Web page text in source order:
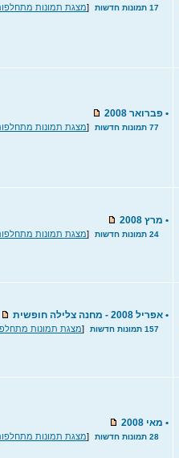
17 תמונות חדשות [מצגת תמונות
• פברואר 2008
77 תמונות חדשות [מצגת תמונות
• מרץ 2008
24 תמונות חדשות [מצגת תמונות
• אפריל 2008 - מחנה צלילה חופשית
157 תמונות חדשות [מצגת תמונות
• מאי 2008
28 תמונות חדשות [מצגת תמונות